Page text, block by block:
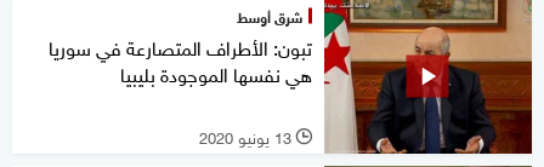
شرق أوسط
تبون: الأطراف المتصارعة في سوريا
هي نفسها الموجودة بليبيا
l 13 يونيو 2020